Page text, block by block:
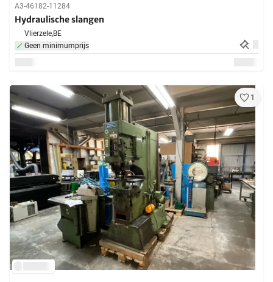
A3-46182-11284
Hydraulische slangen
Vlierzele,BE
Geen minimumprijs
1